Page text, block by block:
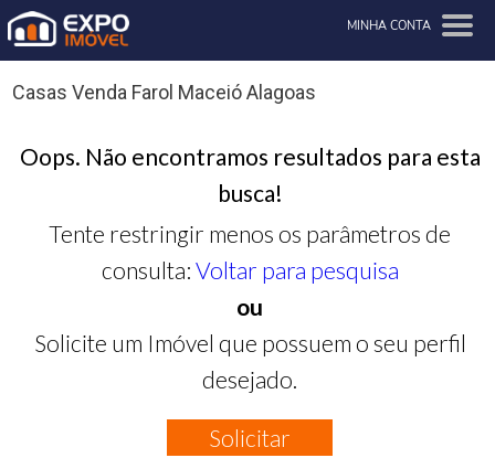
MINHA CONTA
Casas Venda Farol Maceió Alagoas
Oops. Não encontramos resultados para esta
busca!
Tente restringir menos os parâmetros de
consulta: Voltar para pesquisa
ou
Solicite um Imóvel que possuem o seu perfil
desejado.
Solicitar